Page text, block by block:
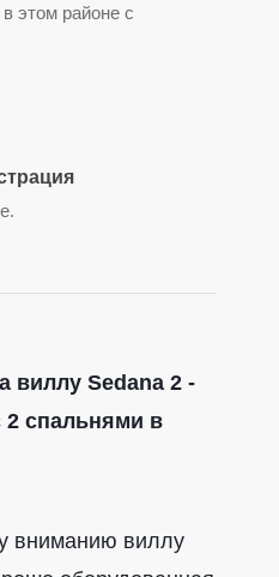
этом районе с
виллу Sedana 2 -
2 спальнями в
вниманию виллу